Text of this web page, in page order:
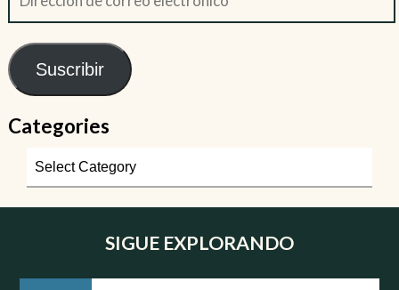
Suscribir
Categories
SIGUE EXPLORANDO